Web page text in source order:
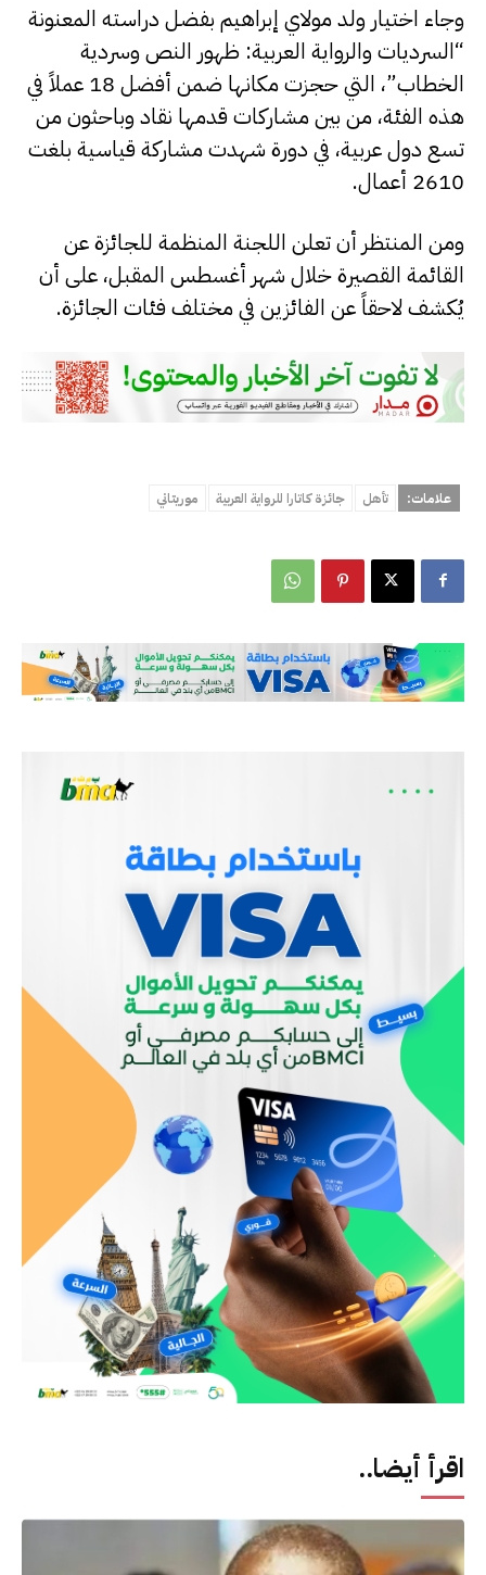
اقرأ أيضا..
وجاء اختيار ولد مولاي إبراهيم بفضل دراسته المعنونة
“السرديات والرواية العربية: ظهور النص وسردية
الخطاب”، التي حجزت مكانها ضمن أفضل 18 عملاً في
هذه الفئة، من بين مشاركات قدمها نقاد وباحثون من
تسع دول عربية، في دورة شهدت مشاركة قياسية بلغت
2610 أعمال.
ومن المنتظر أن تعلن اللجنة المنظمة للجائزة عن
القائمة القصيرة خلال شهر أغسطس المقبل، على أن
يُكشف لاحقاً عن الفائزين في مختلف فئات الجائزة.
علامات: تأهل جائزة كاتارا للرواية العربية موريتاني